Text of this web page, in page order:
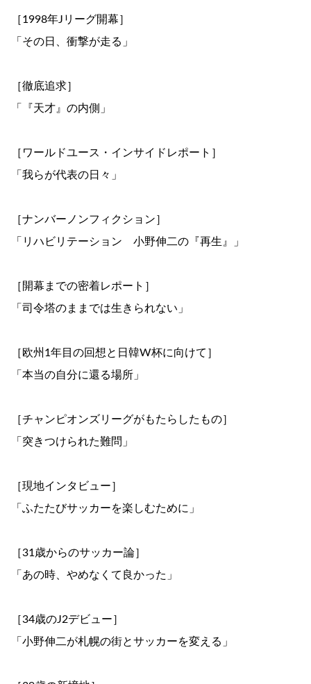
［1998年Jリーグ開幕］
「その日、衝撃が走る」
［徹底追求］
「『天才』の内側」
［ワールドユース・インサイドレポート］
「我らが代表の日々」
［ナンバーノンフィクション］
「リハビリテーション 小野伸二の『再生』」
［開幕までの密着レポート］
「司令塔のままでは生きられない」
［欧州1年目の回想と日韓W杯に向けて］
「本当の自分に還る場所」
［チャンピオンズリーグがもたらしたもの］
「突きつけられた難問」
［現地インタビュー］
「ふたたびサッカーを楽しむために」
［31歳からのサッカー論］
「あの時、やめなくて良かった」
［34歳のJ2デビュー］
「小野伸二が札幌の街とサッカーを変える」